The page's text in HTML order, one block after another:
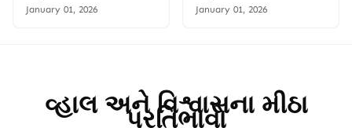
January 01, 2026 January 01, 2026
વ્હાલ અને વિશ્વાસના મીઠા
પ્રતિભાવો